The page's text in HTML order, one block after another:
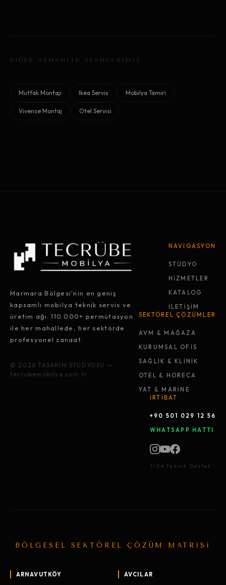
DİĞER UZMANLIK ALANLARIMIZ
Mutfak Montajı Ikea Servis Mobilya Tamiri
Vivense Montaj Otel Servisi
Marmara Bölgesi'nin en geniş
kapsamlı mobilya teknik servis ve
üretim ağı. 110.000+ permütasyon
ile her mahallede, her sektörde
profesyonel zanaat.
© 2026 TASARIM STÜDYOSU —
tecrubemobilya.com.tr
NAVİGASYON
STÜDYO
HİZMETLER
KATALOG
İLETİŞİM
SEKTÖREL ÇÖZÜMLER
AVM & MAĞAZA
KURUMSAL OFİS
SAĞLIK & KLİNİK
OTEL & HORECA
YAT & MARİNE
İRTİBAT
+90 501 029 12 56
WHATSAPP HATTI
7/24 Teknik Destek
BÖLGESEL SEKTÖREL ÇÖZÜM MATRİSİ
ARNAVUTKÖY AVCILAR